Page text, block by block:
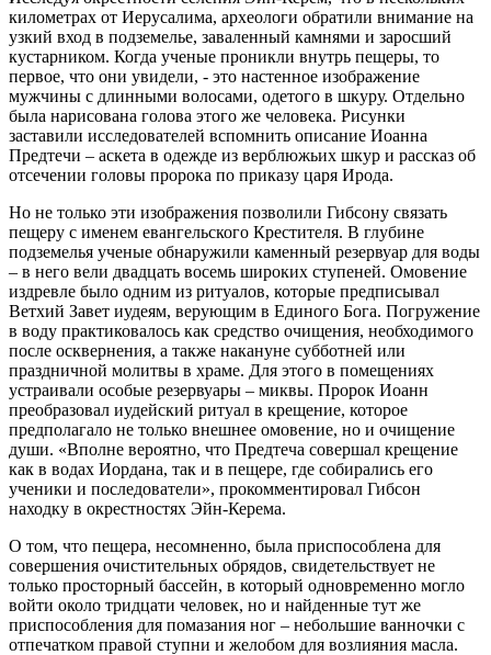
километрах от Иерусалима, археологи обратили внимание на
узкий вход в подземелье, заваленный камнями и заросший
кустарником. Когда ученые проникли внутрь пещеры, то
первое, что они увидели, - это настенное изображение
мужчины с длинными волосами, одетого в шкуру. Отдельно
была нарисована голова этого же человека. Рисунки
заставили исследователей вспомнить описание Иоанна
Предтечи – аскета в одежде из верблюжьих шкур и рассказ об
отсечении головы пророка по приказу царя Ирода.
Но не только эти изображения позволили Гибсону связать
пещеру с именем евангельского Крестителя. В глубине
подземелья ученые обнаружили каменный резервуар для воды
– в него вели двадцать восемь широких ступеней. Омовение
издревле было одним из ритуалов, которые предписывал
Ветхий Завет иудеям, верующим в Единого Бога. Погружение
в воду практиковалось как средство очищения, необходимого
после осквернения, а также накануне субботней или
праздничной молитвы в храме. Для этого в помещениях
устраивали особые резервуары – миквы. Пророк Иоанн
преобразовал иудейский ритуал в крещение, которое
предполагало не только внешнее омовение, но и очищение
души. «Вполне вероятно, что Предтеча совершал крещение
как в водах Иордана, так и в пещере, где собирались его
ученики и последователи», прокомментировал Гибсон
находку в окрестностях Эйн-Керема.
О том, что пещера, несомненно, была приспособлена для
совершения очистительных обрядов, свидетельствует не
только просторный бассейн, в который одновременно могло
войти около тридцати человек, но и найденные тут же
приспособления для помазания ног – небольшие ванночки с
отпечатком правой ступни и желобом для возлияния масла.